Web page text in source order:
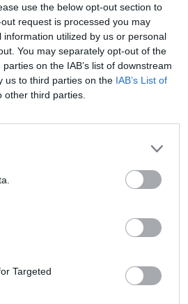
use the below opt-out section to
request is processed you may
utilized by us or personal
You may separately opt-out of the
on the IAB’s list of downstream
us to third parties on the IAB’s List of
third parties.
Targeted
Νοτοπούλου μετά την